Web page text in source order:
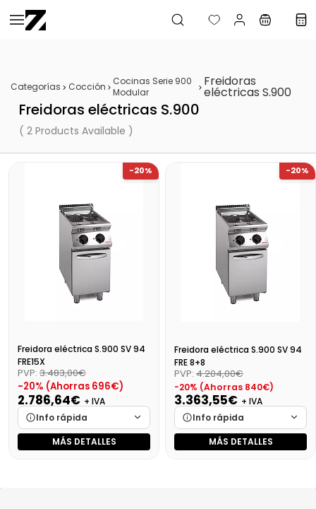
Saltar al
contenido
Categorías Cocción
Cocinas Serie 900
Modular
Freidoras
eléctricas S.900
Freidoras eléctricas S.900
( 2 Products Available )
-20%
Freidora eléctrica S.900 SV 94
FRE15X
PVP: 3.483,00€
-20% (Ahorras 696€)
2.786,64€ + IVA
Info rápida
Marca
Cargando…
MÁS DETALLES
-20%
Freidora eléctrica S.900 SV 94
FRE 8+8
PVP: 4.204,00€
-20% (Ahorras 840€)
3.363,55€ + IVA
Info rápida
Marca
Cargando…
MÁS DETALLES